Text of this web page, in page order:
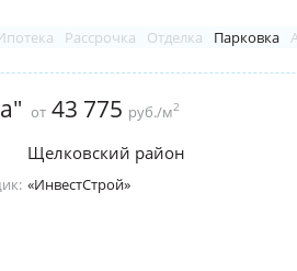
Рассрочка Отделка Парковка
от 43 775 руб./м2
Щелковский район
«ИнвестСтрой»